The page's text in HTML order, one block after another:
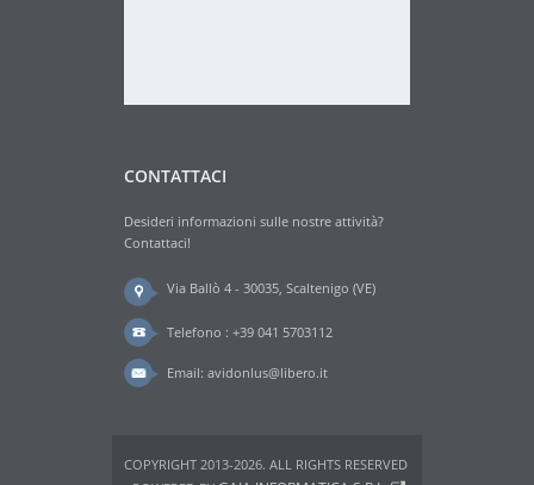
CONTATTACI
Desideri informazioni sulle nostre attività?
Contattaci!
Via Ballò 4 - 30035, Scaltenigo (VE)
Telefono : +39 041 5703112
Email: avidonlus@libero.it
COPYRIGHT 2013-2026. ALL RIGHTS RESERVED